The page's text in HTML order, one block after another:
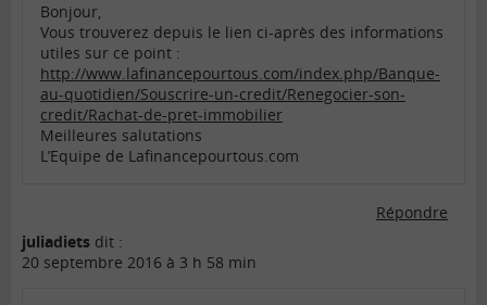
Bonjour,
Vous trouverez depuis le lien ci-après des informations
utiles sur ce point :
http://www.lafinancepourtous.com/index.php/Banque-
au-quotidien/Souscrire-un-credit/Renegocier-son-
credit/Rachat-de-pret-immobilier
Meilleures salutations
L’Equipe de Lafinancepourtous.com
Répondre
juliadiets dit :
20 septembre 2016 à 3 h 58 min